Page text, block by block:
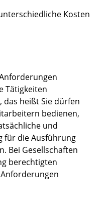
Kosten
Tätigkeiten
heißt Sie dürfen
bedienen,
und
für die Ausführung
Bei Gesellschaften
berechtigten